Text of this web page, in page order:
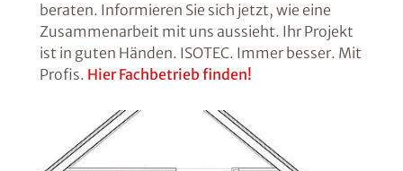
beraten. Informieren Sie sich jetzt, wie eine
Zusammenarbeit mit uns aussieht. Ihr Projekt
ist in guten Händen. ISOTEC. Immer besser. Mit
Profis. Hier Fachbetrieb finden!